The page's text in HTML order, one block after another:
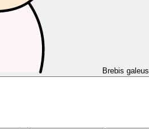
Brebis